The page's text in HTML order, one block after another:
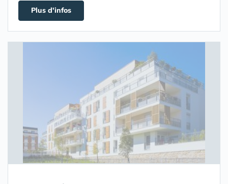
Plus d'infos